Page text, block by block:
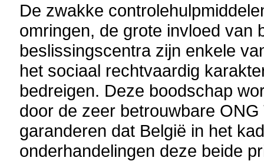
De zwakke
omringen, de grote invloed van
beslissingscentra zijn enkele
het sociaal rechtvaardig
bedreigen. Deze boodschap
door de zeer betrouwbare
garanderen dat België in het
onderhandelingen deze beide